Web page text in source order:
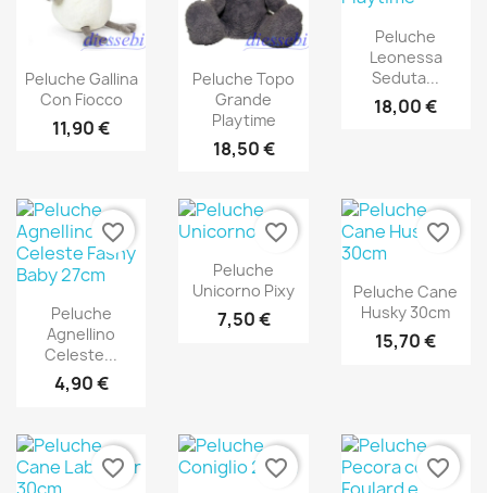
Peluche Gallina
Con Fiocco
11,90 €
Peluche Topo
Grande
Playtime
18,50 €
Peluche
Leonessa
Seduta...
18,00 €
Peluche
Agnellino
Celeste...
4,90 €
favorite_border
Peluche
Unicorno Pixy
7,50 €
favorite_border
Peluche Cane
Husky 30cm
15,70 €
favorite_border
favorite_border favorite_border favorite_border